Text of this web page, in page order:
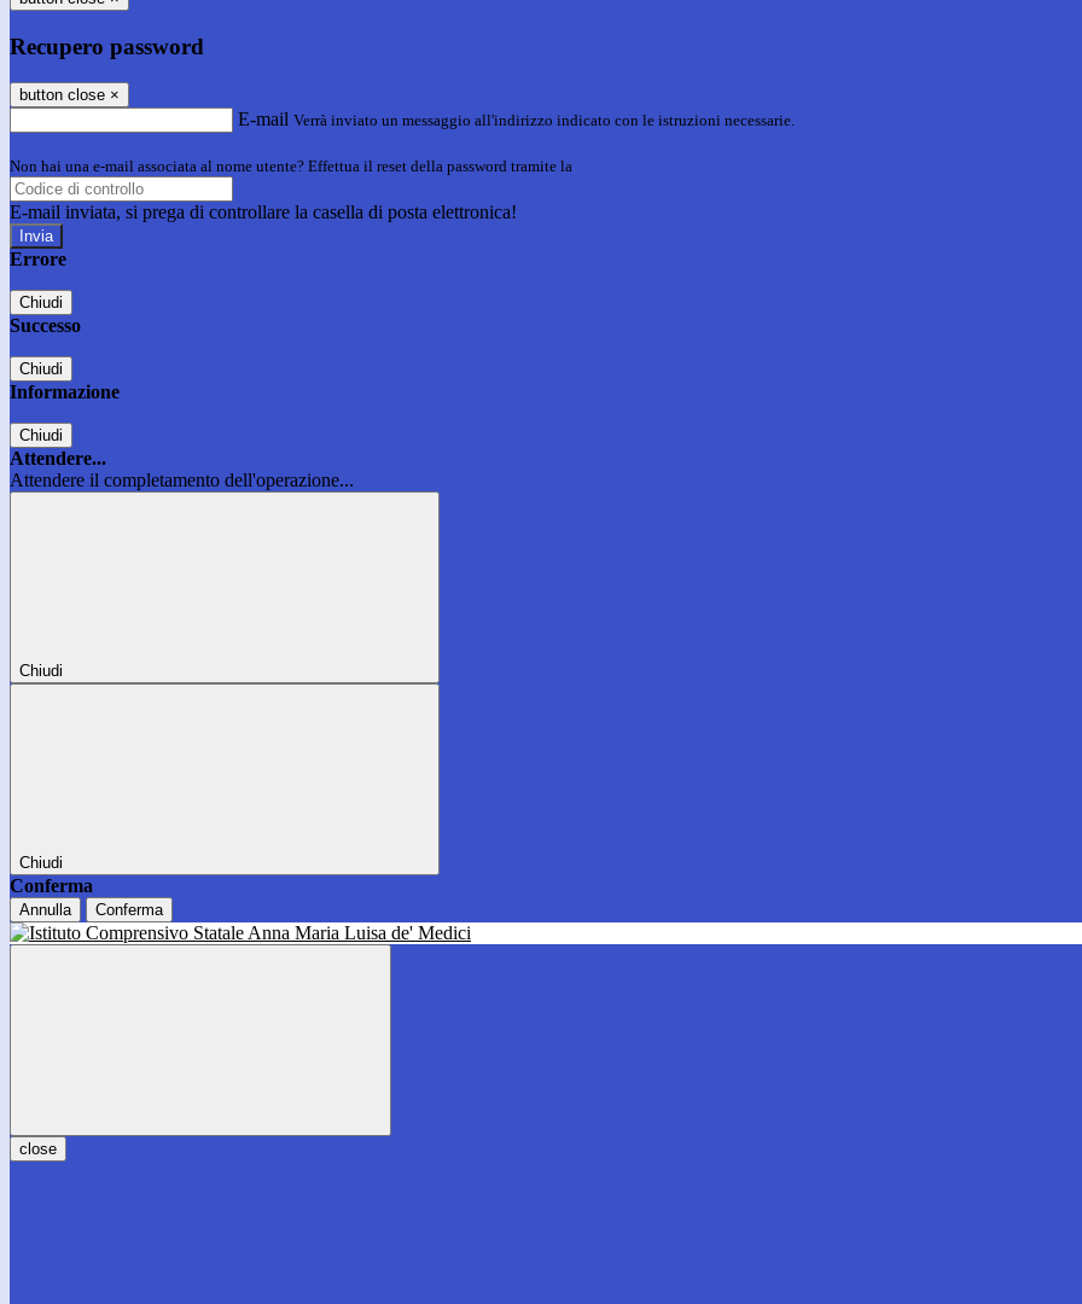
Recupero password
button close ×
E-mail Verrà inviato un messaggio all'indirizzo indicato con le istruzioni necessarie.
Non hai una e-mail associata al nome utente? Effettua il reset della password tramite la
E-mail inviata, si prega di controllare la casella di posta elettronica!
Errore
Chiudi
Successo
Chiudi
Informazione
Chiudi
Attendere...
Attendere il completamento dell'operazione...
Chiudi
Chiudi
Conferma
Annulla Conferma
close